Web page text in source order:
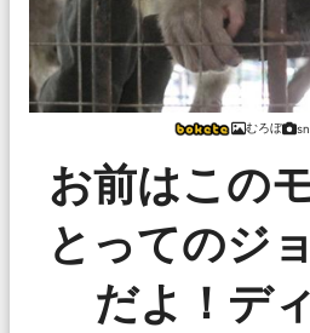
むろぼ
お前はこの
とってのジ
だよ！デ